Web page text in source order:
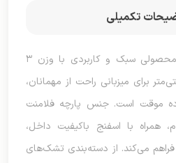
تکمیلی
تشک مهمان سه کیلویی، محصولی سبک و کاربردی با وزن ۳
و ابعاد ۹۰×۲۰۰ سانتی‌متر برای میزبانی راحت از مهمانان،
موقت است. جنس پارچه فلامنت
همراه با اسفنج باکیفیت داخل،
فراهم می‌کند. از دسته‌بندی تشک‌های